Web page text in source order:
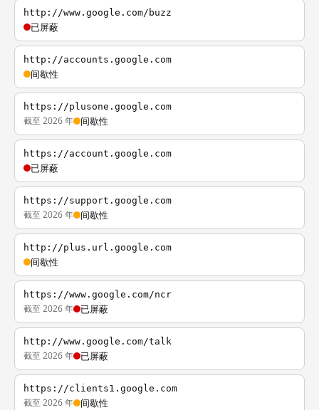
http://www.google.com/buzz
已屏蔽
http://accounts.google.com
间歇性
https://plusone.google.com
截至 2026 年 间歇性
https://account.google.com
已屏蔽
https://support.google.com
截至 2026 年 间歇性
http://plus.url.google.com
间歇性
https://www.google.com/ncr
截至 2026 年 已屏蔽
http://www.google.com/talk
截至 2026 年 已屏蔽
https://clients1.google.com
截至 2026 年 间歇性